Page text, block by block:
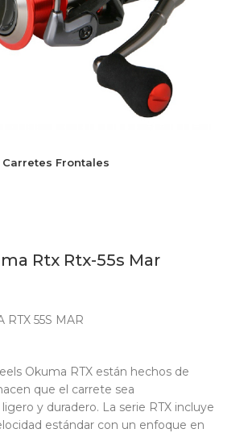
Carretes Frontales
Rtx Rtx-55s Mar
RTX 55S MAR
Okuma RTX están hechos de
que el carrete sea
y duradero. La serie RTX incluye
estándar con un enfoque en